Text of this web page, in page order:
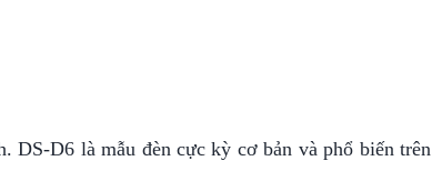
DS-D6 là mẫu đèn cực kỳ cơ bản và phổ biến trên